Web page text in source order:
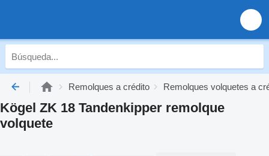
Remolques a crédito Remolques volquetes a
Kögel ZK 18 Tandenkipper remolque
volquete